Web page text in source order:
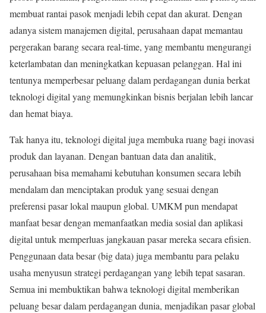
membuat rantai pasok menjadi lebih cepat dan akurat. Dengan
adanya sistem manajemen digital, perusahaan dapat memantau
pergerakan barang secara real-time, yang membantu mengurangi
keterlambatan dan meningkatkan kepuasan pelanggan. Hal ini
tentunya memperbesar peluang dalam perdagangan dunia berkat
teknologi digital yang memungkinkan bisnis berjalan lebih lancar
dan hemat biaya.
Tak hanya itu, teknologi digital juga membuka ruang bagi inovasi
produk dan layanan. Dengan bantuan data dan analitik,
perusahaan bisa memahami kebutuhan konsumen secara lebih
mendalam dan menciptakan produk yang sesuai dengan
preferensi pasar lokal maupun global. UMKM pun mendapat
manfaat besar dengan memanfaatkan media sosial dan aplikasi
digital untuk memperluas jangkauan pasar mereka secara efisien.
Penggunaan data besar (big data) juga membantu para pelaku
usaha menyusun strategi perdagangan yang lebih tepat sasaran.
Semua ini membuktikan bahwa teknologi digital memberikan
peluang besar dalam perdagangan dunia, menjadikan pasar global